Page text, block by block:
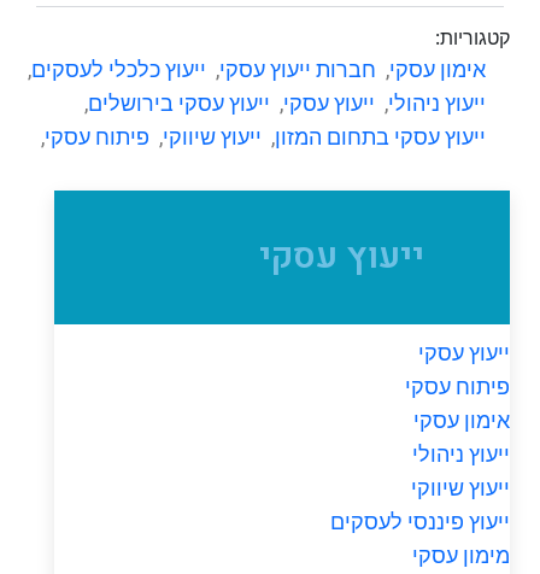
ייעוץ עסקי
ייעוץ עסקי
פיתוח עסקי
אימון עסקי
ייעוץ ניהולי
ייעוץ שיווקי
ייעוץ פיננסי לעסקים
מימון עסקי
קטגוריות:
אימון עסקי, חברות ייעוץ עסקי, ייעוץ כלכלי לעסקים,
ייעוץ ניהולי, ייעוץ עסקי, ייעוץ עסקי בירושלים,
ייעוץ עסקי בתחום המזון, ייעוץ שיווקי, פיתוח עסקי,